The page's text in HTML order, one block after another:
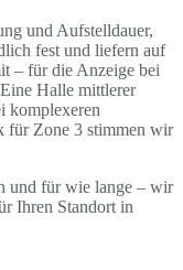
und Aufstelldauer,
fest und liefern auf
– für die Anzeige bei
Halle mittlerer
komplexeren
für Zone 3 stimmen wir
und für wie lange – wir
Ihren Standort in